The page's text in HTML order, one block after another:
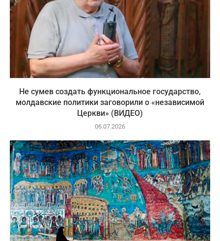
Не сумев создать функциональное государство,
молдавские политики заговорили о «независимой
Церкви» (ВИДЕО)
06.07.2026